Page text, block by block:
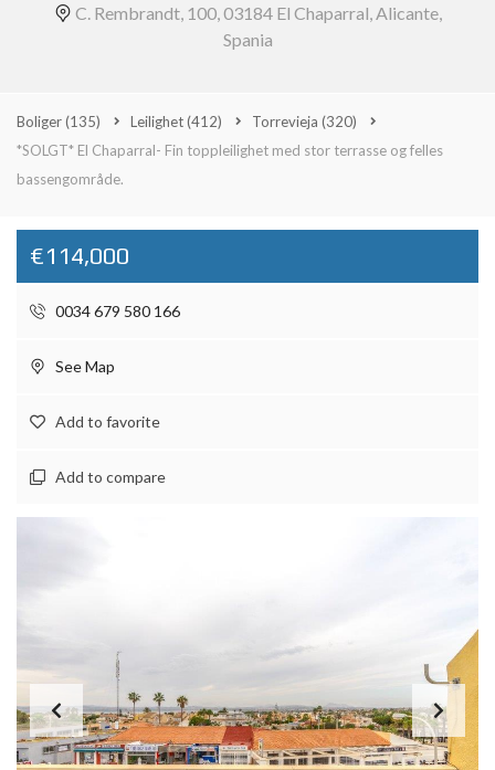
C. Rembrandt, 100, 03184 El Chaparral, Alicante,
Spania
Boliger(135) Leilighet(412) Torrevieja (320)
*SOLGT* El Chaparral- Fin toppleilighet med stor terrasse og felles
bassengområde.
€114,000
0034 679 580 166
See Map
Add to favorite
Add to compare